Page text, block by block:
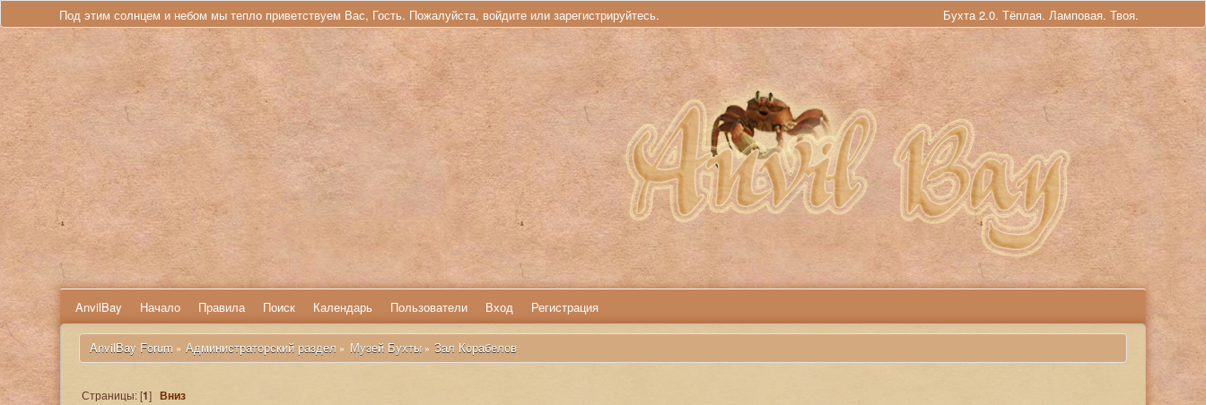
Под этим солнцем и небом мы тепло приветствуем Вас, Гость. Пожалуйста, войдите или зарегистрируйтесь. Бухта 2.0. Тёплая. Ламповая. Твоя.
AnvilBay Начало Правила Поиск Календарь Пользователи Вход Регистрация
AnvilBay Forum » Администраторский раздел » Музей Бухты» Зал Корабелов
Страницы: [1] Вниз